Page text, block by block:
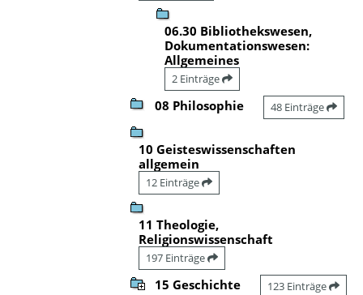
06.30 Bibliothekswesen,
Dokumentationswesen:
Allgemeines
2 Einträge
08 Philosophie 48 Einträge
10 Geisteswissenschaften
allgemein
12 Einträge
11 Theologie,
Religionswissenschaft
197 Einträge
15 Geschichte 123 Einträge